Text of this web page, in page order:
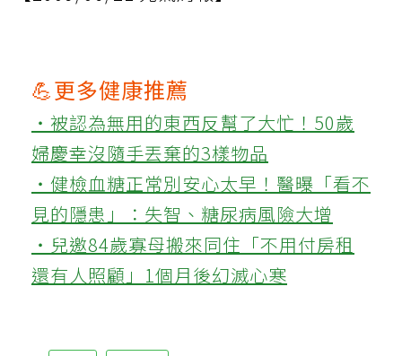
💪更多健康推薦
‧被認為無用的東西反幫了大忙！50歲
婦慶幸沒隨手丟棄的3樣物品
‧健檢血糖正常別安心太早！醫曝「看不
見的隱患」：失智、糖尿病風險大增
‧兒邀84歲寡母搬來同住「不用付房租
還有人照顧」1個月後幻滅心寒